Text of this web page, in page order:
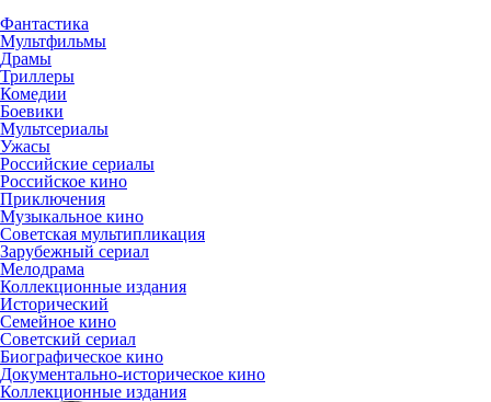
Фантастика
Мультфильмы
Драмы
Триллеры
Комедии
Боевики
Мультсериалы
Ужасы
Российские сериалы
Российское кино
Приключения
Музыкальное кино
Советская мультипликация
Зарубежный сериал
Мелодрама
Коллекционные издания
Исторический
Семейное кино
Советский сериал
Биографическое кино
Документально-историческое кино
Коллекционные издания